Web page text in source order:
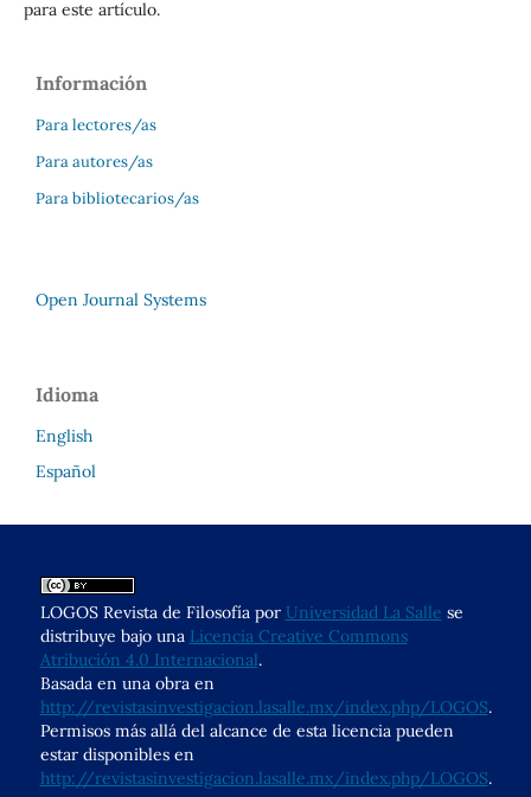
para este artículo.
Información
Para lectores/as
Para autores/as
Para bibliotecarios/as
Open Journal Systems
Idioma
English
Español
LOGOS Revista de Filosofía por Universidad La Salle se
distribuye bajo una Licencia Creative Commons
Atribución 4.0 Internacional.
Basada en una obra en
http://revistasinvestigacion.lasalle.mx/index.php/LOGOS.
Permisos más allá del alcance de esta licencia pueden
estar disponibles en
http://revistasinvestigacion.lasalle.mx/index.php/LOGOS.